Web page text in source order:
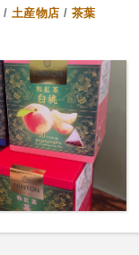
/ 土産物店 / 茶葉